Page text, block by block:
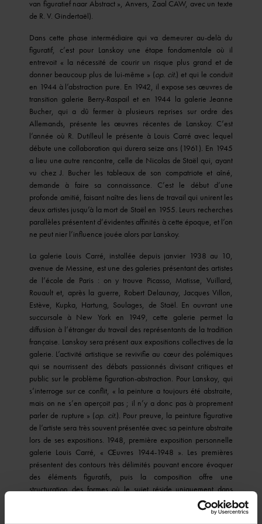
van figuratief naar Abstract », Anvers, Zaal CAW, avec un texte
de R. V. Gindertaël).
Dans cette phase intermédiaire qui va demeurer au-delà du
figuratif, c’est pour Lanskoy une étape fondamentale où il
entrevoit « la nécessité de courir un risque plus grand et de
donner beaucoup plus de lui-même » (op. cit.) et qui le conduit
en 1944 à l’abstraction pure. En 1942, il expose ses œuvres de
transition galerie Berry-Raspail et en 1944 la galerie Jeanne
Bucher, qui a dû fermer à plusieurs reprises sur ordre des
Allemands, présente les œuvres récentes de Lanskoy. C’est
l’année où R. Dutilleul le présente à Louis Carré avec lequel
débute une collaboration qui durera seize ans (1961). En 1945
a lieu une autre rencontre, celle de Nicolas de Staël qui, ayant
vu chez J. Bucher les tableaux de son compatriote et aîné,
demande à faire sa connaissance. C’est le début d’une
profonde amitié, faisant naître des liens de travail qui unirent les
deux artistes jusqu’à la mort de Staël en 1955. Leurs recherches
parallèles présentent d’évidentes affinités à cette époque, et l’on
ne peut nier l’influence jouée alors par Lanskoy.
La galerie Louis Carré, installée depuis janvier 1938 au 10,
avenue de Messine, est une des galeries présentant des artistes
de l’école de Paris : on y trouve Picasso, Matisse, Vuillard,
Rouault et, après la guerre, Robert Delaunay, Jacques Villon,
Estève, Kupka, Hartung, Soulages, de Staël. En ouvrant une
succursale à New York en 1949, cette galerie permet la
diffusion à l’étranger du travail des représentants de la tradition
française. Lanskoy sera présent aux expositions collectives de la
galerie. L’activité artistique se revivifie au cœur des polémiques
qui se nourrissent des débats passionnés divisant critiques et
public sur le problème figuration-abstraction. Pour Lanskoy, qui
s’interroge sur ce conflit, « la peinture a toujours été abstraite,
mais on ne s’en aperçoit pas ; il n’y a donc pas à proprement
parler de rupture » (op. cit.). Pour preuve, la peinture figurative
de l’artiste sera très souvent présentée avec sa peinture abstraite
lors de ses expositions. 1948, première exposition personnelle
galerie Louis Carré, « Œuvres 1944-1948 ». Les premières
présentent des contours très délimités pouvant encore évoquer
des éléments figuratifs, puis la composition offre une
structuration des formes où le sujet réside uniquement dans